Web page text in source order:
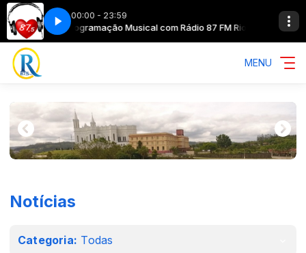
00:00 - 23:59
Programação Musical com Rádio 87 FM Rio do Oeste SC
MENU
Notícias
Categoria: Todas